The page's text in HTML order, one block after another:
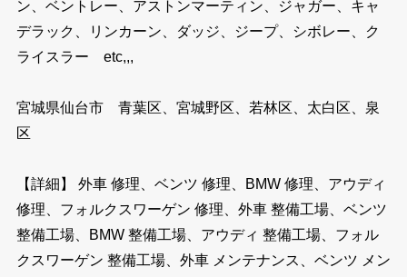
ン、ベントレー、アストンマーティン、ジャガー、キャ
デラック、リンカーン、ダッジ、ジープ、シボレー、ク
ライスラー etc,,,
宮城県仙台市 青葉区、宮城野区、若林区、太白区、泉
区
【詳細】 外車 修理、ベンツ 修理、BMW 修理、アウディ
修理、フォルクスワーゲン 修理、外車 整備工場、ベンツ
整備工場、BMW 整備工場、アウディ 整備工場、フォル
クスワーゲン 整備工場、外車 メンテナンス、ベンツ メン